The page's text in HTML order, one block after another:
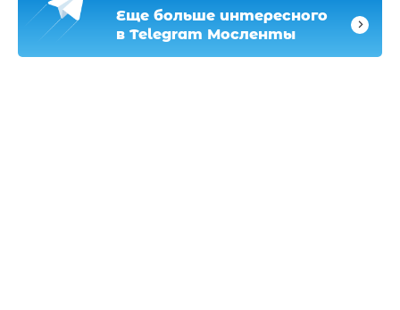
Еще больше интересного
в Telegram Мосленты